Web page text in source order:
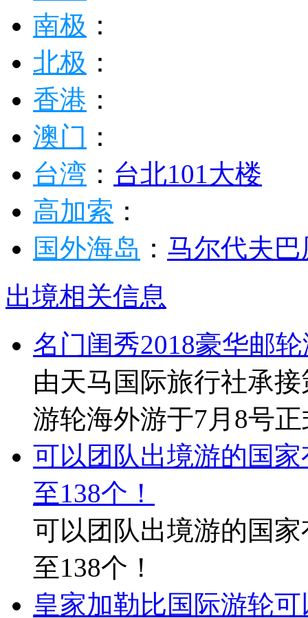
澳新 ：
美洲 ：
港澳 ：
南极 ：
北极 ：
香港：
澳门：
台湾 ： 台北101大楼
高加索：
国外海岛：马尔代夫巴
出境相关信息
名门闺秀2018豪华邮
由天马国际旅行社承
游轮海外游于7月8号
可以团队出境游的国
至138个！